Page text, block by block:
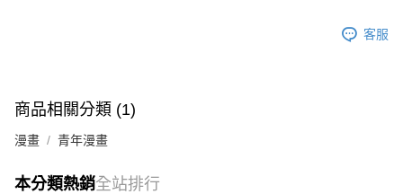
客服
商品相關分類 (1)
漫畫 青年漫畫
本分類熱銷全站排行